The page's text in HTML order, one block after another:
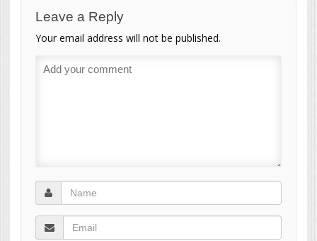
Leave a Reply
Your email address will not be published.